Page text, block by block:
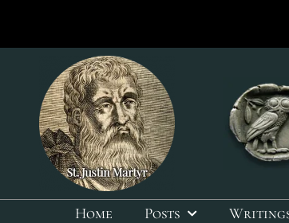
Home Posts